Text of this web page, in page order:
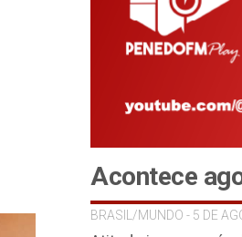
Acontece
BRASIL/MUNDO - 5 DE